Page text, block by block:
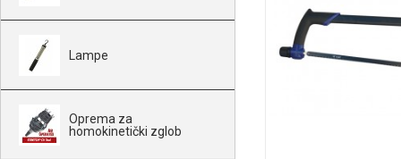
Lampe
Oprema za
homokinetički zglob